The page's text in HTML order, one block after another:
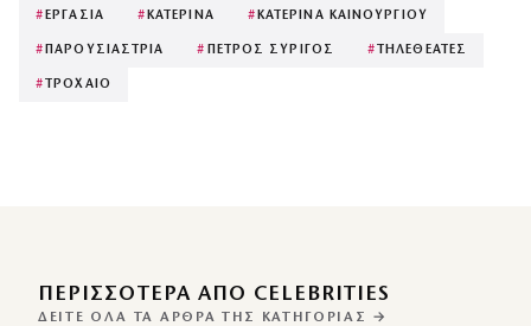
# ΕΡΓΑΣΙΑ # ΚΑΤΕΡΙΝΑ # ΚΑΤΕΡΙΝΑ ΚΑΙΝΟΥΡΓΙΟΥ
# ΠΑΡΟΥΣΙΑΣΤΡΙΑ # ΠΕΤΡΟΣ ΣΥΡΙΓΟΣ # ΤΗΛΕΘΕΑΤΕΣ
# ΤΡΟΧΑΙΟ
ΠΕΡΙΣΣΌΤΕΡΑ ΑΠΌ CELEBRITIES
ΔΕΊΤΕ ΌΛΑ ΤΑ ΆΡΘΡΑ ΤΗΣ ΚΑΤΗΓΟΡΊΑΣ →